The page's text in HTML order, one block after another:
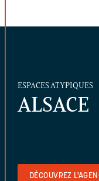
ESPACES ATYPIQUES
ALSACE
DÉCOUVREZ